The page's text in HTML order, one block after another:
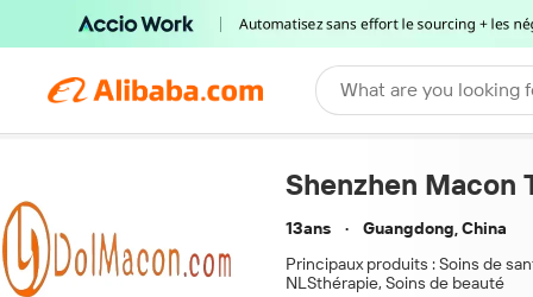
What are you looking
Shenzhen Macon
13ans
Guangdong, China
Principaux produits :Soins de
NLSthérapie, Soins de beauté